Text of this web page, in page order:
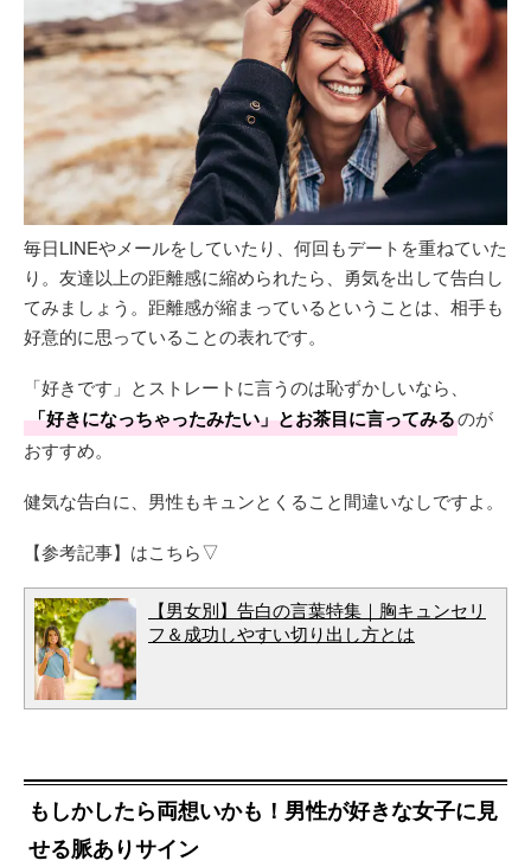
毎日LINEやメールをしていたり、何回もデートを重ねていた
り。友達以上の距離感に縮められたら、勇気を出して告白し
てみましょう。距離感が縮まっているということは、相手も
好意的に思っていることの表れです。
「好きです」とストレートに言うのは恥ずかしいなら、
「好きになっちゃったみたい」とお茶目に言ってみるのが
おすすめ。
健気な告白に、男性もキュンとくること間違いなしですよ。
【参考記事】はこちら▽
【男女別】告白の言葉特集｜胸キュンセリ
フ＆成功しやすい切り出し方とは
もしかしたら両想いかも！男性が好きな女子に見
せる脈ありサイン